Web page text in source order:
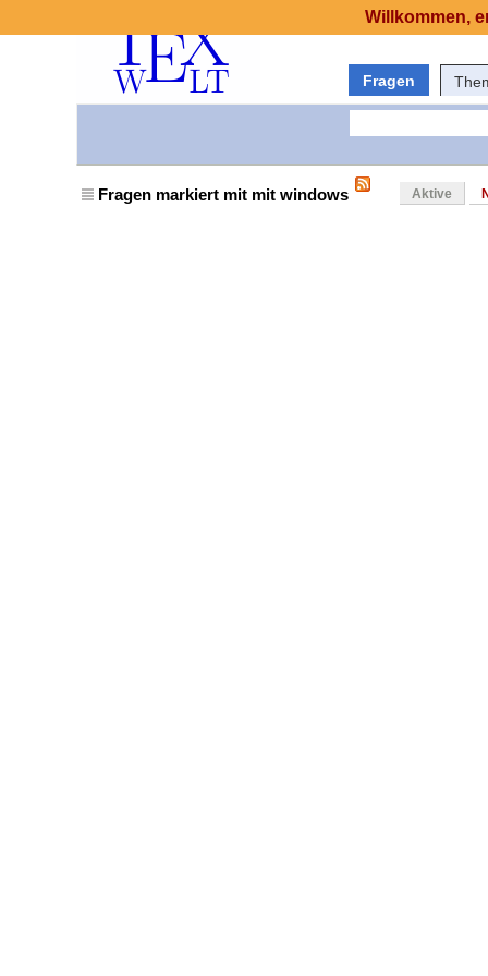
Fragen
Fragen markiert mit mit windows Aktive
Willkommen,